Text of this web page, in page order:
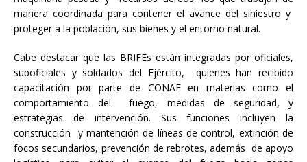
manera coordinada para contener el avance del siniestro y
proteger a la población, sus bienes y el entorno natural.
Cabe destacar que las BRIFEs están integradas por oficiales,
suboficiales y soldados del Ejército, quienes han recibido
capacitación por parte de CONAF en materias como el
comportamiento del fuego, medidas de seguridad, y
estrategias de intervención. Sus funciones incluyen la
construcción y mantención de líneas de control, extinción de
focos secundarios, prevención de rebrotes, además de apoyo